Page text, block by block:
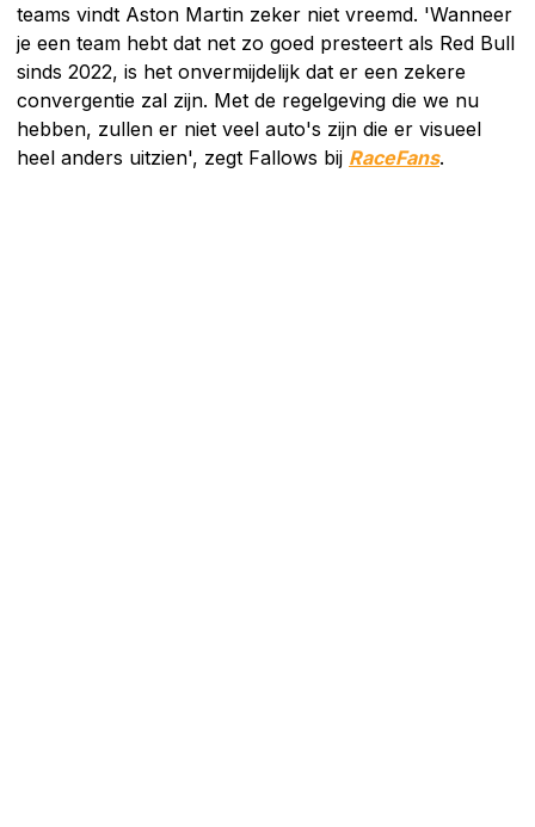
teams vindt Aston Martin zeker niet vreemd. 'Wanneer
je een team hebt dat net zo goed presteert als Red Bull
sinds 2022, is het onvermijdelijk dat er een zekere
convergentie zal zijn. Met de regelgeving die we nu
hebben, zullen er niet veel auto's zijn die er visueel
heel anders uitzien', zegt Fallows bij RaceFans.